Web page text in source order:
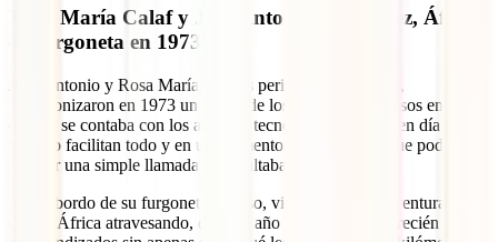
Rosa María Calaf y José Antonio Rodríguez, África
en furgoneta en 1973
José Antonio y Rosa María, ambos periodistas catalanes,
protagonizaron en 1973 un “viaje de los de antes”. De esos en los
que no se contaba con los avances tecnológicos de hoy en día que
tanto lo facilitan todo y en un momento y lugar en los que poder
realizar una simple llamada ya resultaba algo increíble.
Así, a bordo de su furgoneta Pegaso, vivieron la gran aventura de
cruzar África atravesando, durante año y medio, países recién